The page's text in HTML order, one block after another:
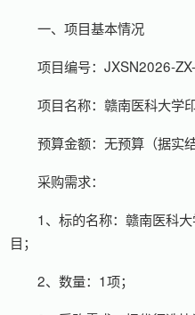
一、项目基本情况
项目编号：JXSN2026-
项目名称：赣南医科大学
预算金额：无预算（据实结
采购需求：
1、标的名称：赣南医科
目；
2、数量：1项；